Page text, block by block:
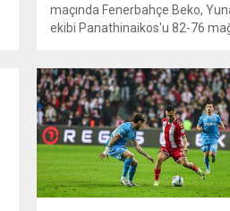
maçında Fenerbahçe Beko,
ekibi Panathinaikos'u 82-76
için final maçına çıkacak.